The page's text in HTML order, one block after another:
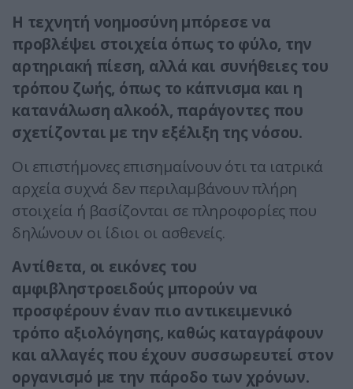
Η τεχνητή νοημοσύνη μπόρεσε να
προβλέψει στοιχεία όπως το φύλο, την
αρτηριακή πίεση, αλλά και συνήθειες του
τρόπου ζωής, όπως το κάπνισμα και η
κατανάλωση αλκοόλ, παράγοντες που
σχετίζονται με την εξέλιξη της νόσου.
Οι επιστήμονες επισημαίνουν ότι τα ιατρικά
αρχεία συχνά δεν περιλαμβάνουν πλήρη
στοιχεία ή βασίζονται σε πληροφορίες που
δηλώνουν οι ίδιοι οι ασθενείς.
Αντίθετα, οι εικόνες του
αμφιβληστροειδούς μπορούν να
προσφέρουν έναν πιο αντικειμενικό
τρόπο αξιολόγησης, καθώς καταγράφουν
και αλλαγές που έχουν συσσωρευτεί στον
οργανισμό με την πάροδο των χρόνων.